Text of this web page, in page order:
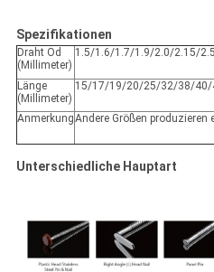
Spezifikationen
Draht Od
(Millimeter)
1.5/1.6/1.7/1.9/2.0/2.15/
Länge
(Millimeter)
15/17/19/20/25/32/38/
AnmerkungAndere Größen produzieren
Unterschiedliche Hauptart